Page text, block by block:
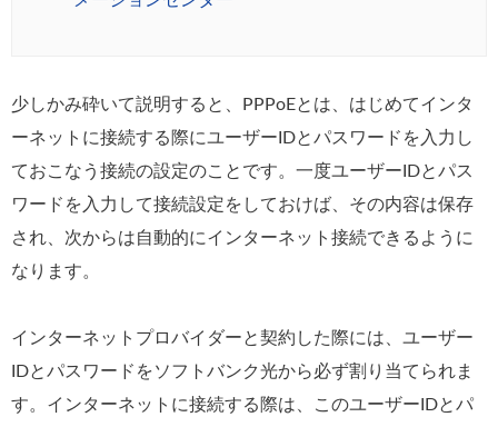
少しかみ砕いて説明すると、PPPoEとは、はじめてインタ
ーネットに接続する際にユーザーIDとパスワードを入力し
ておこなう接続の設定のことです。一度ユーザーIDとパス
ワードを入力して接続設定をしておけば、その内容は保存
され、次からは自動的にインターネット接続できるように
なります。
インターネットプロバイダーと契約した際には、ユーザー
IDとパスワードをソフトバンク光から必ず割り当てられま
す。インターネットに接続する際は、このユーザーIDとパ